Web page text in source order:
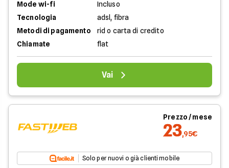
Mode wi-fi
Incluso
Tecnologia
adsl, fibra
Metodi di pagamento
rid o carta di credito
Chiamate
flat
Vai
Prezzo / mese
23,95€
Solo per nuovi o già clienti mobile